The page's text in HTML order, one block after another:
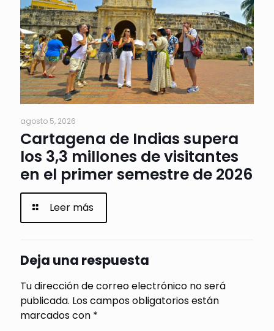
agosto 5, 2026
Cartagena de Indias supera
los 3,3 millones de visitantes
en el primer semestre de 2026
Leer más
Deja una respuesta
Tu dirección de correo electrónico no será
publicada. Los campos obligatorios están
marcados con *